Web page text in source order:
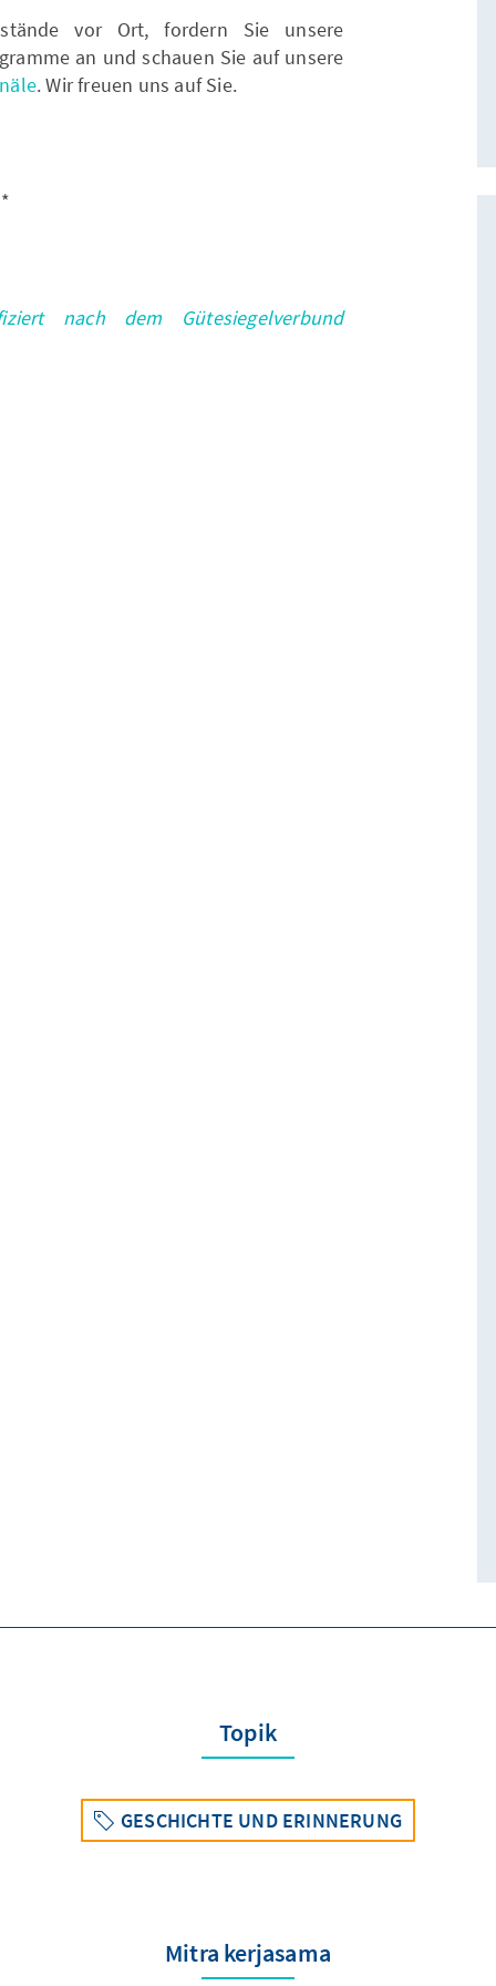
vor Ort, fordern Sie unsere
an und schauen Sie auf unsere
. Wir freuen uns auf Sie.
nach dem Gütesiegelverbund
Topik
GESCHICHTE UND ERINNERUNG
Mitra kerjasama